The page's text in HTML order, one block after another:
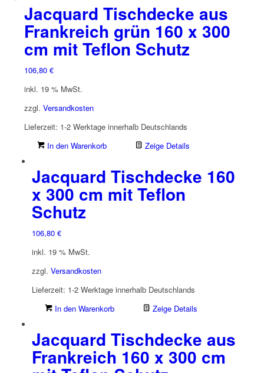
Jacquard Tischdecke aus
Frankreich grün 160 x 300
cm mit Teflon Schutz
106,80 €
inkl. 19 % MwSt.
zzgl. Versandkosten
Lieferzeit: 1-2 Werktage innerhalb Deutschlands
In den Warenkorb
Zeige Details
Jacquard Tischdecke 160
x 300 cm mit Teflon
Schutz
106,80 €
inkl. 19 % MwSt.
zzgl. Versandkosten
Lieferzeit: 1-2 Werktage innerhalb Deutschlands
In den Warenkorb
Zeige Details
Jacquard Tischdecke aus
Frankreich 160 x 300 cm